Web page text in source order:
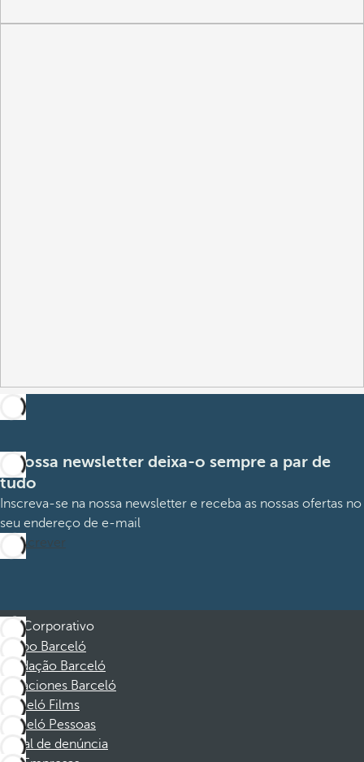
A nossa newsletter deixa-o sempre a par de
tudo
Inscreva-se na nossa newsletter e receba as nossas ofertas no
seu endereço de e-mail
Subscrever
Corporativo
Grupo Barceló
Fundação Barceló
Vacaciones Barceló
Barceló Films
Barceló Pessoas
Canal de denúncia